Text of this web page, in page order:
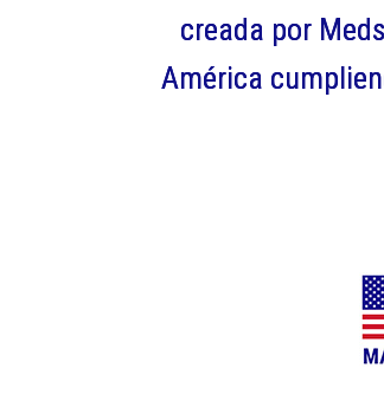
creada por
América